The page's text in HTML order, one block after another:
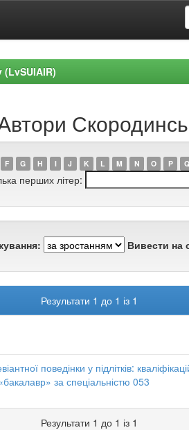
F G H I J K L M N O P Q
перших літер:
Вивести на
Результати 1 до 1 із 1
поведінки у підлітків:
за спеціальністю 053
Результати 1 до 1 із 1